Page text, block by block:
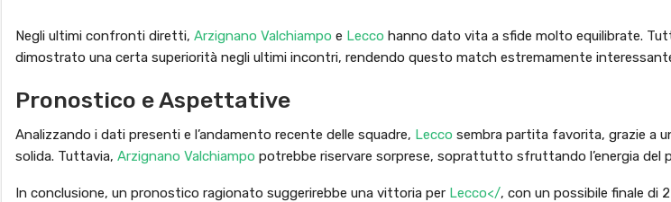
Negli ultimi confronti diretti, Arzignano Valchiampo e Lecco hanno dato vita a sfide molto equilibrate.
dimostrato una certa superiorità negli ultimi incontri, rendendo questo match estremamente
Pronostico e Aspettative
Analizzando i dati presenti e l’andamento recente delle squadre, Lecco sembra partita favorita, grazie a
solida. Tuttavia, Arzignano Valchiampo potrebbe riservare sorprese, soprattutto sfruttando l’energia del
In conclusione, un pronostico ragionato suggerirebbe una vittoria per Lecco</, con un possibile finale di